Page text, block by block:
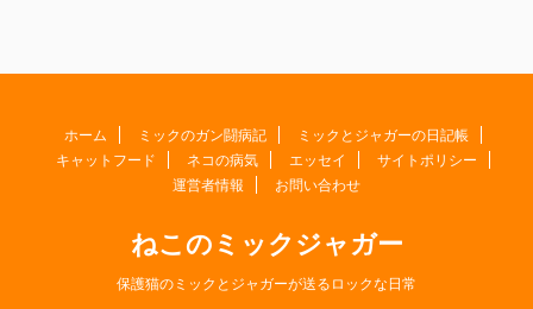
ホーム ミックのガン闘病記
ミックとジャガーの日記帳
キャットフード
ネコの病気 エッセイ
サイトポリシー
運営者情報
お問い合わせ
ねこのミックジャガー
保護猫のミックとジャガーが送るロックな日常
© 2026 ねこのミックジャガー